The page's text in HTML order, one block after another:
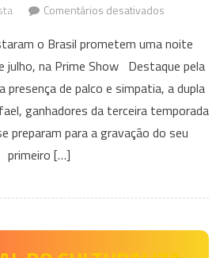
Comentários desativadosem
Reis
&
Rafael
gravam
o
em
o Brasil prometem uma noite
julho, na Prime Show Destaque pela
presença de palco e simpatia, a dupla
ganhadores da terceira temporada
preparam para a gravação do seu
primeiro […]